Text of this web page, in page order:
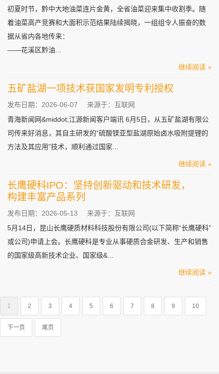
初夏时节，黔中大地油菜连片金黄，全省油菜迎来集中收割季。随
着油菜高产竞赛和大面积示范结果陆续揭晓，一组组令人振奋的数
据从省内各地传来：
——花溪区黔油...
继续阅读 »
五矿盐湖一项技术获国家发明专利授权
发布日期：2026-06-07
来源于：互联网
青海新闻网&middot;江源新闻客户端讯 6月5日，从五矿盐湖有限公
司传来好消息，其自主研发的“硫酸镁亚型盐湖原始卤水吸附提锂的
方法及其应用”技术，顺利通过国家...
继续阅读 »
长鹰硬科IPO：坚持创新驱动和技术研发，
构建丰富产品系列
发布日期：2026-05-13
来源于：互联网
5月14日，昆山长鹰硬质材料科技股份有限公司(以下简称“长鹰硬科”
或公司)申请上会。长鹰硬科是专业从事硬质合金研发、生产和销售
的国家级高新技术企业、国家级&...
继续阅读 »
1 2 3 4 5 6 7 8 9 10
下一页 尾页